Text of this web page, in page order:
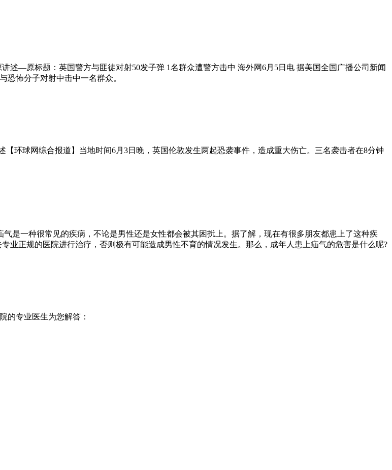
述—​原标题：英国警方与匪徒对射50发子弹 1名群众遭警方击中 海外网6月5日电 据美国全国广播公司新闻
恐怖分子对射中击中一名群众。
环球网综合报道】当地时间6月3日晚，英国伦敦发生两起恐袭事件，造成重大伤亡。三名袭击者在8分钟
是一种很常见的疾病，不论是男性还是女性都会被其困扰上。据了解，现在有很多朋友都患上了这种疾
业正规的医院进行治疗，否则极有可能造成男性不育的情况发生。那么，成年人患上疝气的危害是什么呢?
的专业医生为您解答：